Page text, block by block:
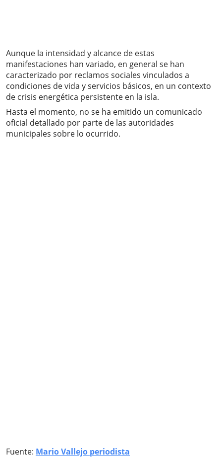
Aunque la intensidad y alcance de estas
manifestaciones han variado, en general se han
caracterizado por reclamos sociales vinculados a
condiciones de vida y servicios básicos, en un contexto
de crisis energética persistente en la isla.
Hasta el momento, no se ha emitido un comunicado
oficial detallado por parte de las autoridades
municipales sobre lo ocurrido.
Fuente: Mario Vallejo periodista